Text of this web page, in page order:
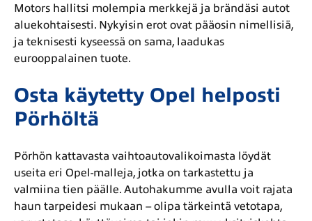
Motors hallitsi molempia merkkejä ja brändäsi autot
aluekohtaisesti. Nykyisin erot ovat pääosin nimellisiä,
ja teknisesti kyseessä on sama, laadukas
eurooppalainen tuote.
Osta käytetty Opel helposti
Pörhöltä
Pörhön kattavasta vaihtoautovalikoimasta löydät
useita eri Opel-malleja, jotka on tarkastettu ja
valmiina tien päälle. Autohakumme avulla voit rajata
haun tarpeidesi mukaan – olipa tärkeintä vetotapa,